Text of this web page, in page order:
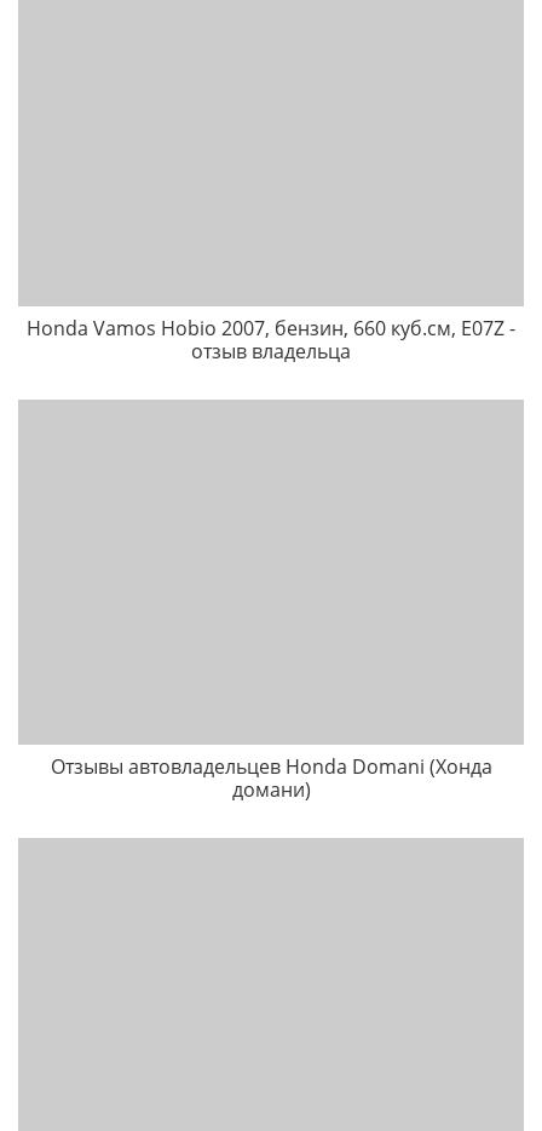
Honda Vamos Hobio 2007, бензин, 660 куб.см, Е07Z -
отзыв владельца
Отзывы автовладельцев Honda Domani (Хонда
домани)